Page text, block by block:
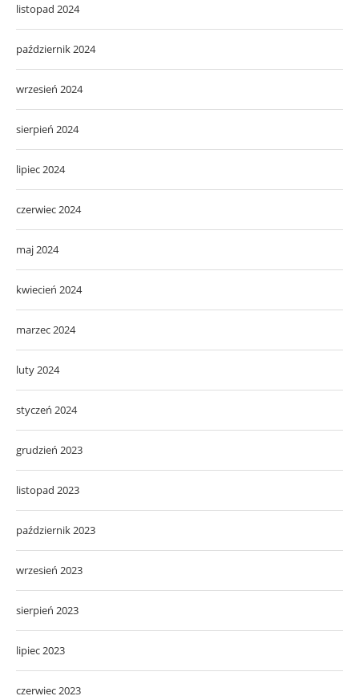
listopad 2024
październik 2024
wrzesień 2024
sierpień 2024
lipiec 2024
czerwiec 2024
maj 2024
kwiecień 2024
marzec 2024
luty 2024
styczeń 2024
grudzień 2023
listopad 2023
październik 2023
wrzesień 2023
sierpień 2023
lipiec 2023
czerwiec 2023